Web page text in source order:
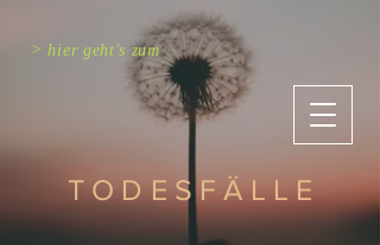
> hier geht's zum
TODESFÄLLE